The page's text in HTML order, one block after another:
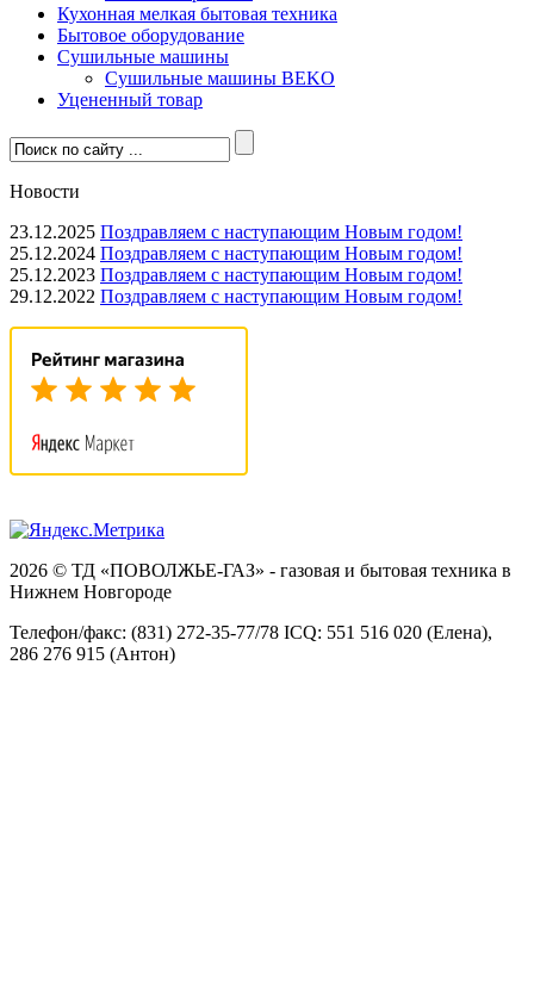
Кухонная мелкая бытовая техника
Бытовое оборудование
Сушильные машины
Сушильные машины BEKO
Уцененный товар
Новости
23.12.2025 Поздравляем с наступающим Новым годом!
25.12.2024 Поздравляем с наступающим Новым годом!
25.12.2023 Поздравляем с наступающим Новым годом!
29.12.2022 Поздравляем с наступающим Новым годом!
2026 © ТД «ПОВОЛЖЬЕ-ГАЗ» - газовая и бытовая техника в
Нижнем Новгороде
Телефон/факс: (831) 272-35-77/78 ICQ: 551 516 020 (Елена),
286 276 915 (Антон)